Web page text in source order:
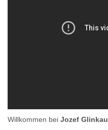
Willkommen bei Jozef Glinkau